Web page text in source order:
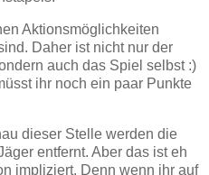
Aktionsmöglichkeiten
Daher ist nicht nur der
auch das Spiel selbst :)
ihr noch ein paar Punkte
dieser Stelle werden die
entfernt. Aber das ist eh
impliziert. Denn wenn ihr auf